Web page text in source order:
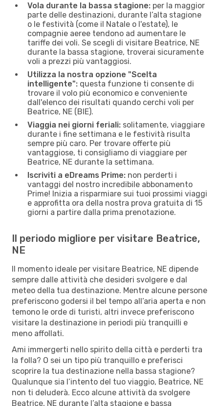
Vola durante la bassa stagione: per la maggior
parte delle destinazioni, durante l’alta stagione
o le festività (come il Natale o l'estate), le
compagnie aeree tendono ad aumentare le
tariffe dei voli. Se scegli di visitare Beatrice, NE
durante la bassa stagione, troverai sicuramente
voli a prezzi più vantaggiosi.
Utilizza la nostra opzione "Scelta
intelligente": questa funzione ti consente di
trovare il volo più economico e conveniente
dall'elenco dei risultati quando cerchi voli per
Beatrice, NE (BIE).
Viaggia nei giorni feriali: solitamente, viaggiare
durante i fine settimana e le festività risulta
sempre più caro. Per trovare offerte più
vantaggiose, ti consigliamo di viaggiare per
Beatrice, NE durante la settimana.
Iscriviti a eDreams Prime: non perderti i
vantaggi del nostro incredibile abbonamento
Prime! Inizia a risparmiare sui tuoi prossimi viaggi
e approfitta ora della nostra prova gratuita di 15
giorni a partire dalla prima prenotazione.
Il periodo migliore per visitare Beatrice,
NE
Il momento ideale per visitare Beatrice, NE dipende
sempre dalle attività che desideri svolgere e dal
meteo della tua destinazione. Mentre alcune persone
preferiscono godersi il bel tempo all’aria aperta e non
temono le orde di turisti, altri invece preferiscono
visitare la destinazione in periodi più tranquilli e
meno affollati.
Ami immergerti nello spirito della città e perderti tra
la folla? O sei un tipo più tranquillo e preferisci
scoprire la tua destinazione nella bassa stagione?
Qualunque sia l’intento del tuo viaggio, Beatrice, NE
non ti deluderà. Ecco alcune attività da svolgere
Beatrice, NE durante l’alta stagione e bassa